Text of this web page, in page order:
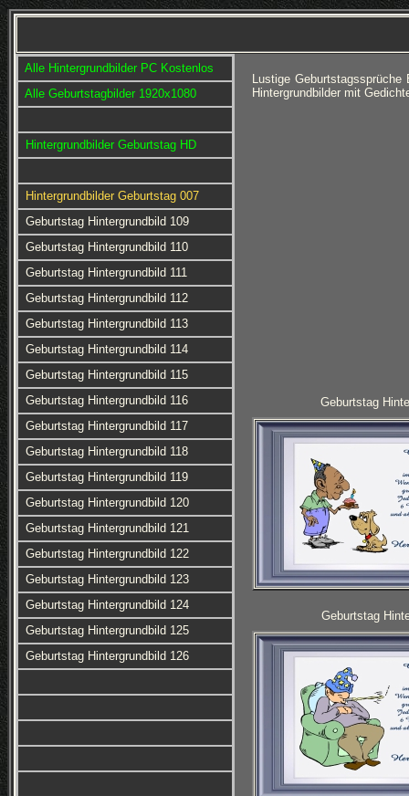
Alle Hintergrundbilder PC Kostenlos
Alle Geburtstagbilder 1920x1080
Hintergrundbilder Geburtstag HD
Hintergrundbilder Geburtstag 007
Geburtstag Hintergrundbild 109
Geburtstag Hintergrundbild 110
Geburtstag Hintergrundbild 111
Geburtstag Hintergrundbild 112
Geburtstag Hintergrundbild 113
Geburtstag Hintergrundbild 114
Geburtstag Hintergrundbild 115
Geburtstag Hintergrundbild 116
Geburtstag Hintergrundbild 117
Geburtstag Hintergrundbild 118
Geburtstag Hintergrundbild 119
Geburtstag Hintergrundbild 120
Geburtstag Hintergrundbild 121
Geburtstag Hintergrundbild 122
Geburtstag Hintergrundbild 123
Geburtstag Hintergrundbild 124
Geburtstag Hintergrundbild 125
Geburtstag Hintergrundbild 126
Lustige
Hintergrundbilder mit
Geburtstag
Geburtstag